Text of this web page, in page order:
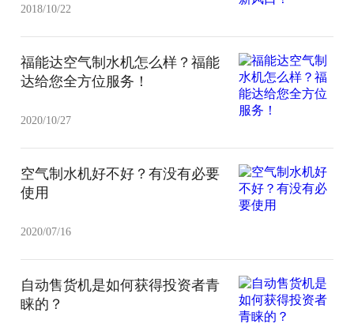
2018/10/22
福能达空气制水机怎么样？福能
达给您全方位服务！
2020/10/27
空气制水机好不好？有没有必要
使用
2020/07/16
自动售货机是如何获得投资者青
睐的？